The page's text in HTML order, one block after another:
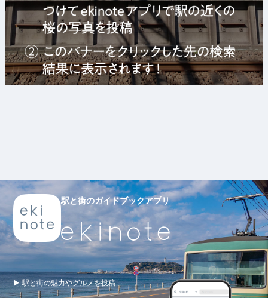
駅と街のガイドブックアプリ
▶ 駅と街の魅力やグルメを投稿